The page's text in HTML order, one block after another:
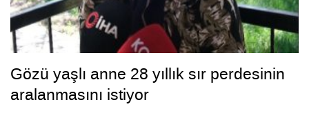
Gözü yaşlı anne 28 yıllık sır perdesinin
aralanmasını istiyor